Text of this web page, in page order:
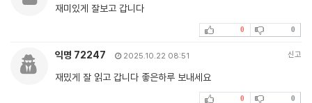
재미있게 잘보고 갑니다
0 0
익명 72247 2025.10.22 08:51 신고
재밌게 잘 읽고 갑니다 좋은하루 보내세요
0 0